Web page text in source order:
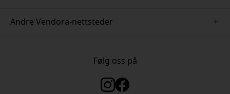
Andre Vendora-nettsteder
Følg oss på